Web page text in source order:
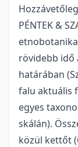
PÉNTEK &
rövidebb idő
határában
falu aktuális
egyes
skálán).
közül kettőt